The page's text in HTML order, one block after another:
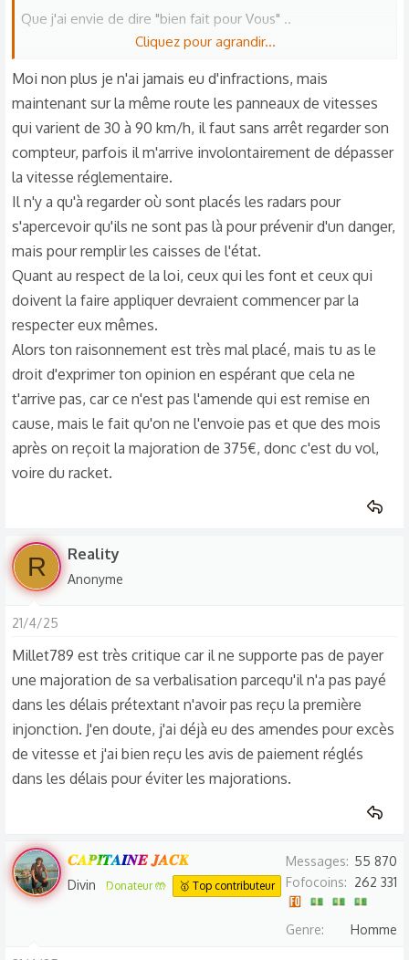
Que j'ai envie de dire "bien fait pour Vous" ..
Cliquez pour agrandir...
Moi non plus je n'ai jamais eu d'infractions, mais
maintenant sur la même route les panneaux de vitesses
qui varient de 30 à 90 km/h, il faut sans arrêt regarder son
compteur, parfois il m'arrive involontairement de dépasser
la vitesse réglementaire.
Il n'y a qu'à regarder où sont placés les radars pour
s'apercevoir qu'ils ne sont pas là pour prévenir d'un danger,
mais pour remplir les caisses de l'état.
Quant au respect de la loi, ceux qui les font et ceux qui
doivent la faire appliquer devraient commencer par la
respecter eux mêmes.
Alors ton raisonnement est très mal placé, mais tu as le
droit d'exprimer ton opinion en espérant que cela ne
t'arrive pas, car ce n'est pas l'amende qui est remise en
cause, mais le fait qu'on ne l'envoie pas et que des mois
après on reçoit la majoration de 375€, donc c'est du vol,
voire du racket.
R Reality
Anonyme
21/4/25
Millet789 est très critique car il ne supporte pas de payer
une majoration de sa verbalisation parcequ'il n'a pas payé
dans les délais prétextant n'avoir pas reçu la première
injonction. J'en doute, j'ai déjà eu des amendes pour excès
de vitesse et j'ai bien reçu les avis de paiement réglés
dans les délais pour éviter les majorations.
𝑪𝑨𝑷𝑰𝑻𝑨𝑰𝑵𝑬 𝑱𝑨𝑪𝑲
Divin Donateur 🤲 🥇 Top contributeur
Messages
55 870
Fofocoins
262 331
Genre Homme